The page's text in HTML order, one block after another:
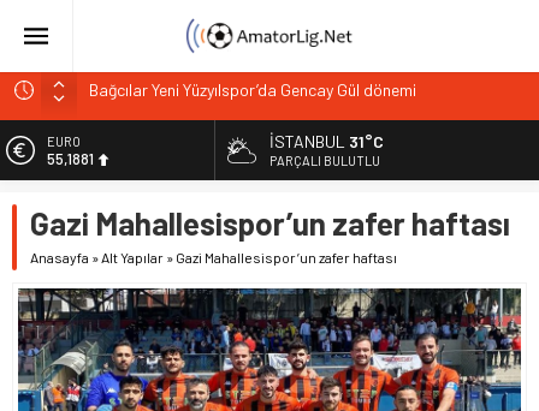
Bağcılar Yeni Yüzyılspor’da Gencay Gül dönemi
İstanbul 17’de 17 yaptı PGL alarm veriyor
PGL’de alarm 32 takım çekildi, 50’ye ulaşabilir!
Vefa Kulübü’nde yeni başkan adayı belli oldu
EURO
55,1881
6.660,55
BİST
DOLAR
47,7111
İSTANBUL 31°C
PARÇALI BULUTLU
Gazi Mahallesispor’un zafer haftası
Anasayfa »Alt Yapılar » Gazi Mahallesispor’un zafer haftası